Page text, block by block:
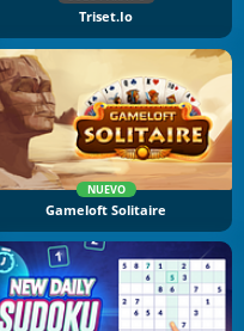
Triset.io
NUEVO
Gameloft Solitaire